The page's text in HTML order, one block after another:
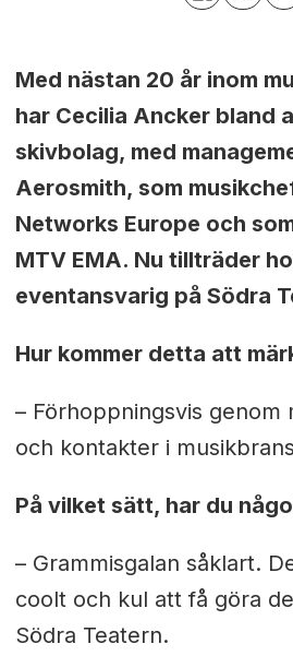
Med nästan 20 år inom
har Cecilia Ancker bland
skivbolag, med
Aerosmith, som
Networks Europe och
MTV EMA. Nu tillträder
eventansvarig på Södra
Hur kommer detta att
– Förhoppningsvis
och kontakter i
På vilket sätt, har du
– Grammisgalan såklart.
coolt och kul att få göra
Södra Teatern.